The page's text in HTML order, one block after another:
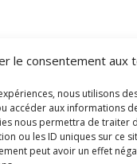
le consentement aux
nous utilisons
accéder aux informations
nous permettra de traiter
ou les ID uniques sur ce
peut avoir un effet